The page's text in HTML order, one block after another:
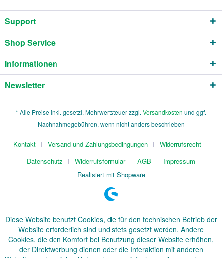
Support
Shop Service
Informationen
Newsletter
* Alle Preise inkl. gesetzl. Mehrwertsteuer zzgl. Versandkosten und ggf.
Nachnahmegebühren, wenn nicht anders beschrieben
Kontakt Versand und Zahlungsbedingungen
Widerrufsrecht
Datenschutz
Widerrufsformular AGB
Impressum
Realisiert mit Shopware
Diese Website benutzt Cookies, die für den technischen Betrieb der
Website erforderlich sind und stets gesetzt werden. Andere
Cookies, die den Komfort bei Benutzung dieser Website erhöhen,
der Direktwerbung dienen oder die Interaktion mit anderen